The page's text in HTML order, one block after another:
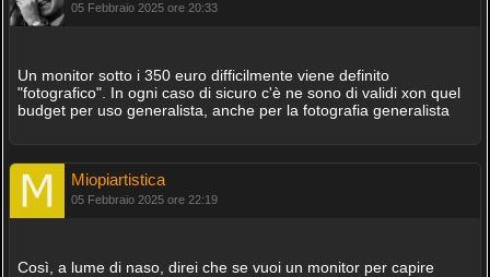
05 Febbraio 2025 ore 20:33
Un monitor sotto i 350 euro difficilmente viene definito
"fotografico". In ogni caso di sicuro c'è ne sono di validi xon quel
budget per uso generalista, anche per la fotografia generalista
Miopiartistica
05 Febbraio 2025 ore 22:19
Così, a lume di naso, direi che se vuoi un monitor per capire